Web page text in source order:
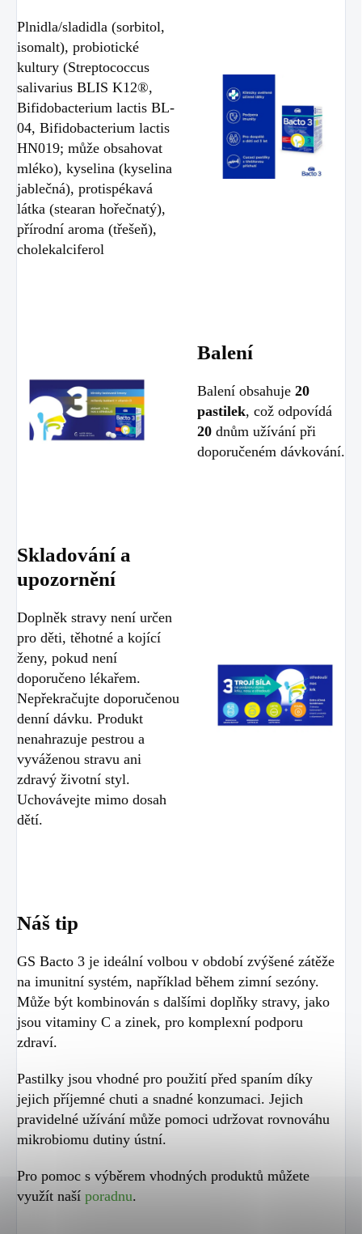
Plnidla/sladidla (sorbitol,
isomalt), probiotické
kultury (Streptococcus
salivarius BLIS K12®,
Bifidobacterium lactis BL-
04, Bifidobacterium lactis
HN019; může obsahovat
mléko), kyselina (kyselina
jablečná), protispékavá
látka (stearan hořečnatý),
přírodní aroma (třešeň),
cholekalciferol
Balení
Balení obsahuje 20
pastilek, což odpovídá
20 dnům užívání při
doporučeném dávkování.
Skladování a
upozornění
Doplněk stravy není určen
pro děti, těhotné a kojící
ženy, pokud není
doporučeno lékařem.
Nepřekračujte doporučenou
denní dávku. Produkt
nenahrazuje pestrou a
vyváženou stravu ani
zdravý životní styl.
Uchovávejte mimo dosah
dětí.
Náš tip
GS Bacto 3 je ideální volbou v období zvýšené zátěže
na imunitní systém, například během zimní sezóny.
Může být kombinován s dalšími doplňky stravy, jako
jsou vitaminy C a zinek, pro komplexní podporu
zdraví.
Pastilky jsou vhodné pro použití před spaním díky
jejich příjemné chuti a snadné konzumaci. Jejich
pravidelné užívání může pomoci udržovat rovnováhu
mikrobiomu dutiny ústní.
Pro pomoc s výběrem vhodných produktů můžete
využít naší poradnu.